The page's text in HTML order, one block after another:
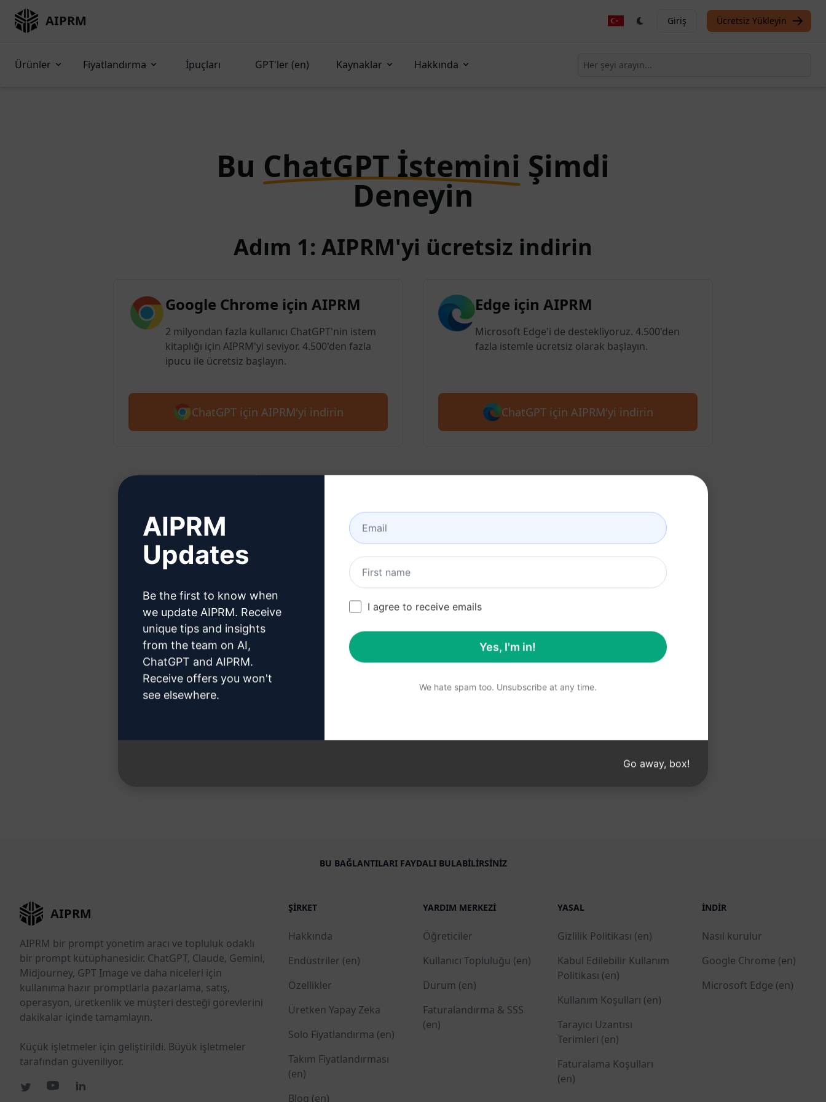
AIPRM Giriş Ücretsiz Yükleyin
Ürünler Fiyatlandırma İpuçları GPT'ler (en) Kaynaklar Hakkında
Bu ChatGPT İstemini Şimdi
Deneyin
Adım 1: AIPRM'yi ücretsiz indirin
Google Chrome için AIPRM
2 milyondan fazla kullanıcı ChatGPT'nin istem
kitaplığı için AIPRM'yi seviyor. 4.500'den fazla
ipucu ile ücretsiz başlayın.
ChatGPT için AIPRM'yi indirin
Edge için AIPRM
Microsoft Edge'i de destekliyoruz. 4.500'den
fazla istemle ücretsiz olarak başlayın.
ChatGPT için AIPRM'yi indirin
Adım 2 : Bir ChatGPT Hesabı Oluşturun
ChatGPT hesabının nasıl oluşturulacağını öğrenmek için buraya
tıklayın
Adım 3: ChatGPT'nizdeki İstemi Kullanın
BU BAĞLANTILARI FAYDALI BULABILIRSINIZ
AIPRM
AIPRM bir prompt yönetim aracı ve topluluk odaklı
bir prompt kütüphanesidir. ChatGPT, Claude, Gemini,
Midjourney, GPT Image ve daha niceleri için
kullanıma hazır promptlarla pazarlama, satış,
operasyon, üretkenlik ve müşteri desteği görevlerini
dakikalar içinde tamamlayın.
Küçük işletmeler için geliştirildi. Büyük işletmeler
tarafından güveniliyor.
ŞIRKET
Hakkında
Endüstriler (en)
Özellikler
Üretken Yapay Zeka
Solo Fiyatlandırma (en)
Takım Fiyatlandırması
(en)
Blog (en)
YARDIM MERKEZI
Öğreticiler
Kullanıcı Topluluğu (en)
Durum (en)
Faturalandırma & SSS
(en)
YASAL
Gizlilik Politikası (en)
Kabul Edilebilir Kullanım
Politikası (en)
Kullanım Koşulları (en)
Tarayıcı Uzantısı
Terimleri (en)
Faturalama Koşulları
(en)
İNDIR
Nasıl kurulur
Google Chrome (en)
Microsoft Edge (en)
AIPRM
Updates
Be the first to know when
we update AIPRM. Receive
unique tips and insights
from the team on AI,
ChatGPT and AIPRM.
Receive offers you won't
see elsewhere.
I agree to receive emails
Yes, I'm in!
We hate spam too. Unsubscribe at any time.
Go away, box!